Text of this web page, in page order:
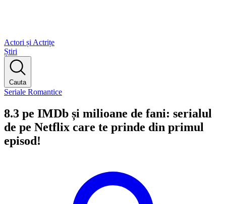
Actori și Actrițe
Știri
Cauta
Seriale Romantice
8.3 pe IMDb și milioane de fani: serialul
de pe Netflix care te prinde din primul
episod!